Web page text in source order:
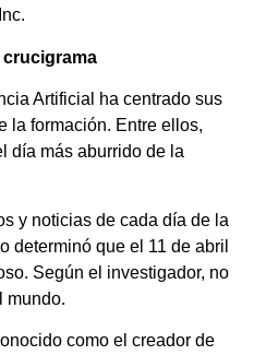
crucigrama
Artificial ha centrado sus
la formación. Entre ellos,
día más aburrido de la
y noticias de cada día de la
determinó que el 11 de abril
Según el investigador, no
mundo.
como el creador de